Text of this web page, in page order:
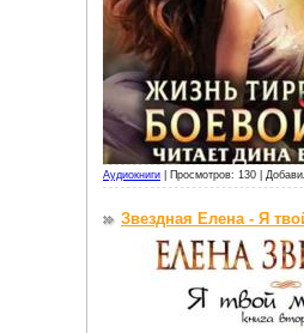
Аудиокниги Просмотров: 130 |
Звездная Елена - Я